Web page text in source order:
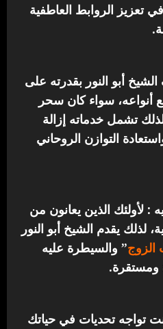
تعزيز الروابط العاطفية
أبو النور بقدرته على
أنواعه، سواء كان سحر
تشمل خدماته إزالة
التوازن الروحاني
لأولئك الذين يعانون من
لذلك يقدم الشيخ أبو النور
” والسيطرة عليه
ومستقرة.
تواجه تحديات في حياتك